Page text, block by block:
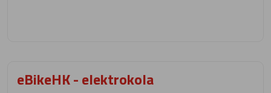
eBikeHK - elektrokola